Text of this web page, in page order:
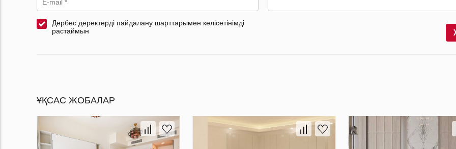
Дербес деректерді пайдалану шарттарымен келісетінімді
растаймын
ҰҚСАС ЖОБАЛАР